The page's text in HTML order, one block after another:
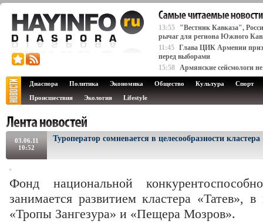
13:55
"Вестник Кавказа",
рычаг для региона Южного
11:45 Глава ЦИК Армении
перед выборами
15:58 Армянские сейсмологи
Диаспора Политика Экономика Общество Культура
Спорт
Происшествия
Экология Lifestyle
03.06.11
10:52
Туроператор сомневается в целесообразности кластера
Фонд национальной
занимается развитием кластера «Татев»,
«Тропы Зангезура» и «Пещера Мозров».